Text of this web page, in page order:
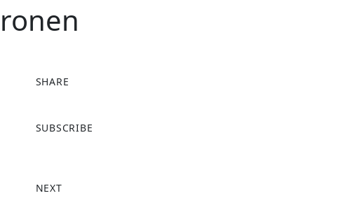
SHARE
a
o
SUBSCRIBE
NEXT